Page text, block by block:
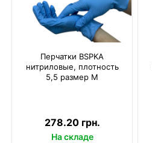
Перчатки BSPKA
нитриловые, плотность
5,5 размер M
278.20 грн.
На складе